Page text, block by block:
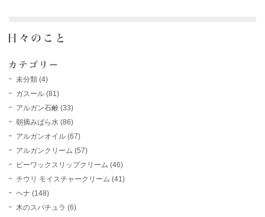
未分類 (4)
ガスール (81)
アルガン石鹸 (33)
朝摘みばら水 (86)
アルガンオイル (67)
アルガンクリーム (57)
ビーワックスリップクリーム (46)
チウリ モイスチャークリーム (41)
ヘナ (148)
木のスパチュラ (6)